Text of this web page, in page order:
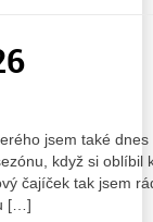
jsem také
když si oblíbil
čajíček tak jsem
[…]